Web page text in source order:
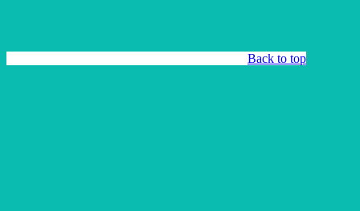
Back to top